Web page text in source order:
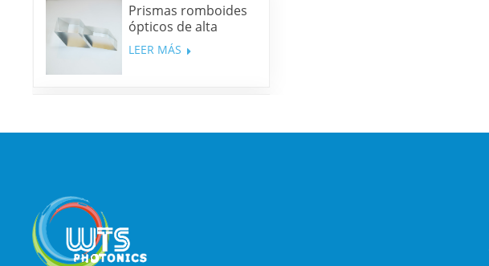
Prismas romboides
ópticos de alta
precisión
LEER MÁS
multibanda